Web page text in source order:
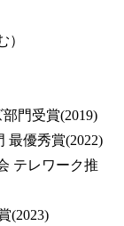
門受賞(2019)
最優秀賞(2022)
テレワーク推
(2023)